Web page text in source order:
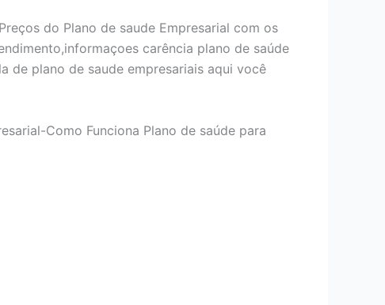
do Plano de saude Empresarial com os
carência plano de saúde
de plano de saude empresariais aqui você
Como Funciona Plano de saúde para